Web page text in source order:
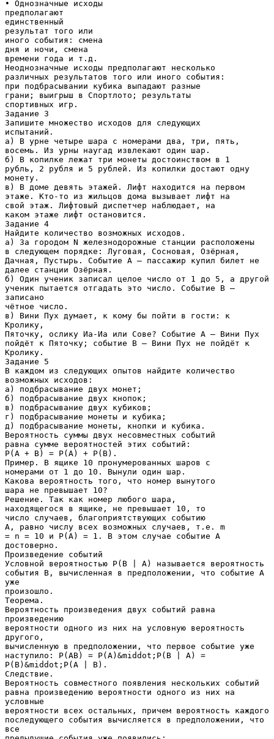
• Однозначные исходы
предполагают
единственный
результат того или
иного события: смена
дня и ночи, смена
времени года и т.д.
Неоднозначные исходы предполагают несколько
различных результатов того или иного события:
при подбрасывании кубика выпадают разные
грани; выигрыш в Спортлото; результаты
спортивных игр.
Задание 3
Запишите множество исходов для следующих
испытаний.
а) В урне четыре шара с номерами два, три, пять,
восемь. Из урны наугад извлекают один шар.
б) В копилке лежат три монеты достоинством в 1
рубль, 2 рубля и 5 рублей. Из копилки достают одну
монету.
в) В доме девять этажей. Лифт находится на первом
этаже. Кто-то из жильцов дома вызывает лифт на
свой этаж. Лифтовый диспетчер наблюдает, на
каком этаже лифт остановится.
Задание 4
Найдите количество возможных исходов.
а) За городом N железнодорожные станции расположены
в следующем порядке: Луговая, Сосновая, Озёрная,
Дачная, Пустырь. Событие А – пассажир купил билет не
далее станции Озёрная.
б) Один ученик записал целое число от 1 до 5, а другой
ученик пытается отгадать это число. Событие В –
записано
чётное число.
в) Вини Пух думает, к кому бы пойти в гости: к
Кролику,
Пяточку, ослику Иа-Иа или Сове? Событие А – Вини Пух
пойдёт к Пяточку; событие В – Вини Пух не пойдёт к
Кролику.
Задание 5
В каждом из следующих опытов найдите количество
возможных исходов:
а) подбрасывание двух монет;
б) подбрасывание двух кнопок;
в) подбрасывание двух кубиков;
г) подбрасывание монеты и кубика;
д) подбрасывание монеты, кнопки и кубика.
Вероятность суммы двух несовместных событий
равна сумме вероятностей этих событий:
P(A + B) = P(A) + P(B).
Пример. В ящике 10 пронумерованных шаров с
номерами от 1 до 10. Вынули один шар.
Какова вероятность того, что номер вынутого
шара не превышает 10?
Решение. Так как номер любого шара,
находящегося в ящике, не превышает 10, то
число случаев, благоприятствующих событию
А, равно числу всех возможных случаев, т.е. m
= n = 10 и P(A) = 1. В этом случае событие А
достоверно.
Произведение событий
Условной вероятностью P(B | A) называется вероятность
события В, вычисленная в предположении, что событие А
уже
произошло.
Теорема.
Вероятность произведения двух событий равна
произведению
вероятности одного из них на условную вероятность
другого,
вычисленную в предположении, что первое событие уже
наступило: P(AB) = P(A)&middot;P(B | A) =
P(В)&middot;P(А | В).
Следствие.
Вероятность совместного появления нескольких событий
равна произведению вероятности одного из них на
условные
вероятности всех остальных, причем вероятность каждого
последующего события вычисляется в предположении, что
все